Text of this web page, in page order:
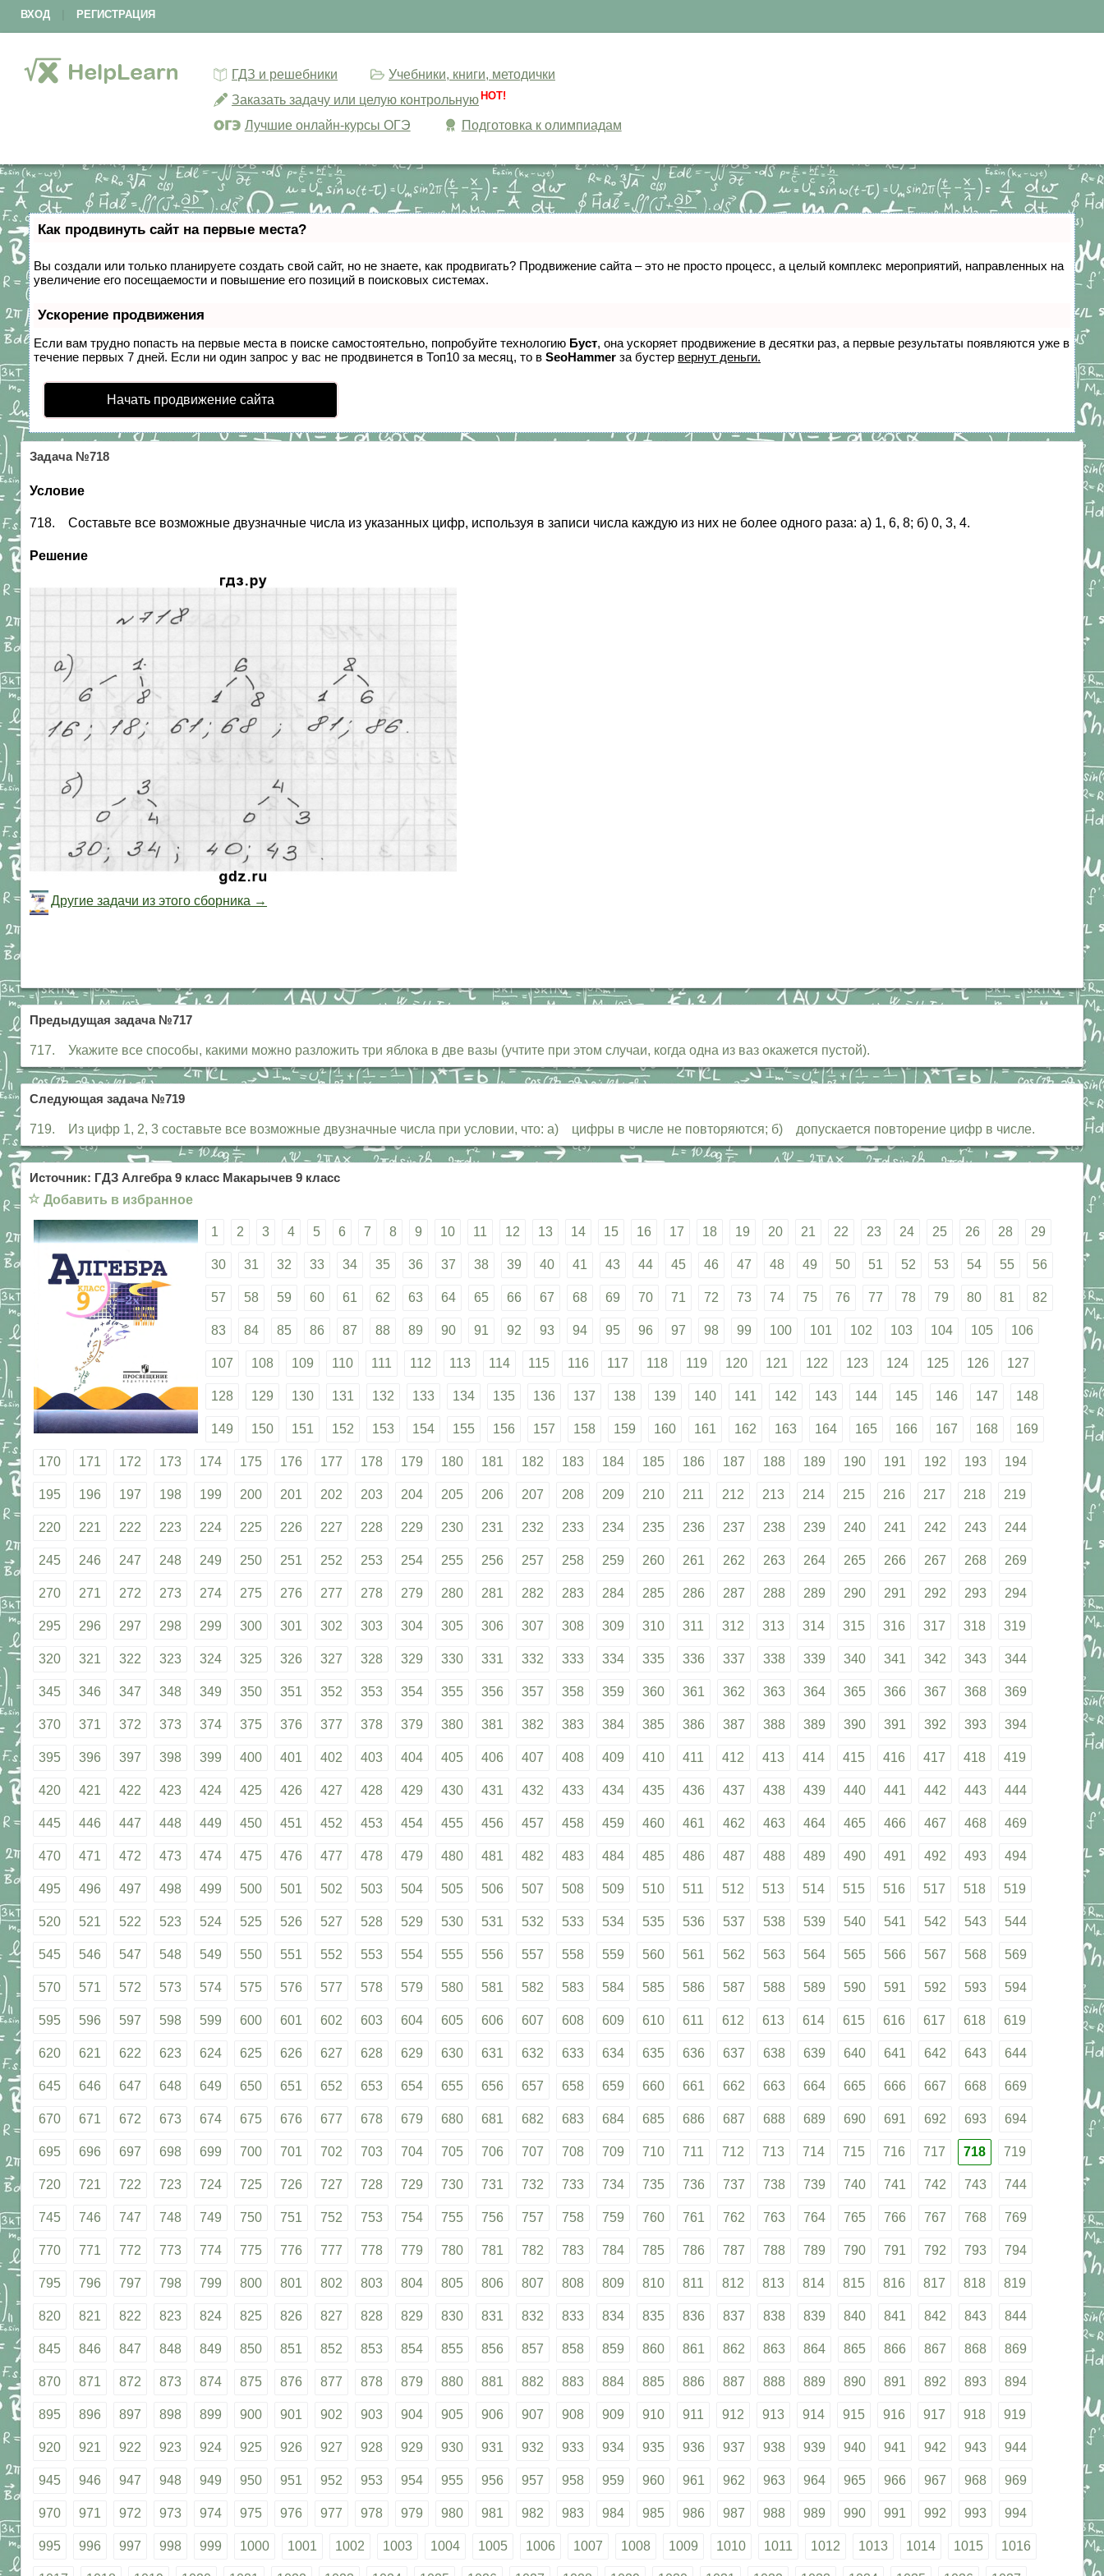
ВХОД РЕГИСТРАЦИЯ
ГДЗ и решебники
Учебники, книги, методички
Заказать задачу или целую контрольную HOT!
Лучшие онлайн-курсы ОГЭ Подготовка к олимпиадам
Как продвинуть сайт на первые места?
Вы создали или только планируете создать свой сайт, но не знаете, как продвигать? Продвижение сайта – это не просто процесс, а целый комплекс мероприятий, направленных на
увеличение его посещаемости и повышение его позиций в поисковых системах.
Ускорение продвижения
Если вам трудно попасть на первые места в поиске самостоятельно, попробуйте технологию Буст, она ускоряет продвижение в десятки раз, а первые результаты появляются уже в
течение первых 7 дней. Если ни один запрос у вас не продвинется в Топ10 за месяц, то в SeoHammer за бустер вернут деньги.
Начать продвижение сайта
Задача №718
Условие
718. Составьте все возможные двузначные числа из указанных цифр, используя в записи числа каждую из них не более одного раза: а) 1, 6, 8; б) 0, 3, 4.
Решение
Другие задачи из этого сборника →
Предыдущая задача №717
717. Укажите все способы, какими можно разложить три яблока в две вазы (учтите при этом случаи, когда одна из ваз окажется пустой).
Следующая задача №719
719. Из цифр 1, 2, 3 составьте все возможные двузначные числа при условии, что: а) цифры в числе не повторяются; б) допускается повторение цифр в числе.
Источник: ГДЗ Алгебра 9 класс Макарычев 9 класс
☆ Добавить в избранное
1 2 3 4 5 6 7 8 9 10 11 12 13 14 15 16 17 18 19 20 21 22 23 24 25 26 28 29
30 31 32 33 34 35 36 37 38 39 40 41 43 44 45 46 47 48 49 50 51 52 53 54 55 56
57 58 59 60 61 62 63 64 65 66 67 68 69 70 71 72 73 74 75 76 77 78 79 80 81 82
83 84 85 86 87 88 89 90 91 92 93 94 95 96 97 98 99 100 101 102 103 104 105 106
107 108 109 110 111 112 113 114 115 116 117 118 119 120 121 122 123 124 125 126 127
128 129 130 131 132 133 134 135 136 137 138 139 140 141 142 143 144 145 146 147 148
149 150 151 152 153 154 155 156 157 158 159 160 161 162 163 164 165 166 167 168 169
170 171 172 173 174 175 176 177 178 179 180 181 182 183 184 185 186 187 188 189 190 191 192 193 194
195 196 197 198 199 200 201 202 203 204 205 206 207 208 209 210 211 212 213 214 215 216 217 218 219
220 221 222 223 224 225 226 227 228 229 230 231 232 233 234 235 236 237 238 239 240 241 242 243 244
245 246 247 248 249 250 251 252 253 254 255 256 257 258 259 260 261 262 263 264 265 266 267 268 269
270 271 272 273 274 275 276 277 278 279 280 281 282 283 284 285 286 287 288 289 290 291 292 293 294
295 296 297 298 299 300 301 302 303 304 305 306 307 308 309 310 311 312 313 314 315 316 317 318 319
320 321 322 323 324 325 326 327 328 329 330 331 332 333 334 335 336 337 338 339 340 341 342 343 344
345 346 347 348 349 350 351 352 353 354 355 356 357 358 359 360 361 362 363 364 365 366 367 368 369
370 371 372 373 374 375 376 377 378 379 380 381 382 383 384 385 386 387 388 389 390 391 392 393 394
395 396 397 398 399 400 401 402 403 404 405 406 407 408 409 410 411 412 413 414 415 416 417 418 419
420 421 422 423 424 425 426 427 428 429 430 431 432 433 434 435 436 437 438 439 440 441 442 443 444
445 446 447 448 449 450 451 452 453 454 455 456 457 458 459 460 461 462 463 464 465 466 467 468 469
470 471 472 473 474 475 476 477 478 479 480 481 482 483 484 485 486 487 488 489 490 491 492 493 494
495 496 497 498 499 500 501 502 503 504 505 506 507 508 509 510 511 512 513 514 515 516 517 518 519
520 521 522 523 524 525 526 527 528 529 530 531 532 533 534 535 536 537 538 539 540 541 542 543 544
545 546 547 548 549 550 551 552 553 554 555 556 557 558 559 560 561 562 563 564 565 566 567 568 569
570 571 572 573 574 575 576 577 578 579 580 581 582 583 584 585 586 587 588 589 590 591 592 593 594
595 596 597 598 599 600 601 602 603 604 605 606 607 608 609 610 611 612 613 614 615 616 617 618 619
620 621 622 623 624 625 626 627 628 629 630 631 632 633 634 635 636 637 638 639 640 641 642 643 644
645 646 647 648 649 650 651 652 653 654 655 656 657 658 659 660 661 662 663 664 665 666 667 668 669
670 671 672 673 674 675 676 677 678 679 680 681 682 683 684 685 686 687 688 689 690 691 692 693 694
695 696 697 698 699 700 701 702 703 704 705 706 707 708 709 710 711 712 713 714 715 716 717 718 719
720 721 722 723 724 725 726 727 728 729 730 731 732 733 734 735 736 737 738 739 740 741 742 743 744
745 746 747 748 749 750 751 752 753 754 755 756 757 758 759 760 761 762 763 764 765 766 767 768 769
770 771 772 773 774 775 776 777 778 779 780 781 782 783 784 785 786 787 788 789 790 791 792 793 794
795 796 797 798 799 800 801 802 803 804 805 806 807 808 809 810 811 812 813 814 815 816 817 818 819
820 821 822 823 824 825 826 827 828 829 830 831 832 833 834 835 836 837 838 839 840 841 842 843 844
845 846 847 848 849 850 851 852 853 854 855 856 857 858 859 860 861 862 863 864 865 866 867 868 869
870 871 872 873 874 875 876 877 878 879 880 881 882 883 884 885 886 887 888 889 890 891 892 893 894
895 896 897 898 899 900 901 902 903 904 905 906 907 908 909 910 911 912 913 914 915 916 917 918 919
920 921 922 923 924 925 926 927 928 929 930 931 932 933 934 935 936 937 938 939 940 941 942 943 944
945 946 947 948 949 950 951 952 953 954 955 956 957 958 959 960 961 962 963 964 965 966 967 968 969
970 971 972 973 974 975 976 977 978 979 980 981 982 983 984 985 986 987 988 989 990 991 992 993 994
995 996 997 998 999 1000 1001 1002 1003 1004 1005 1006 1007 1008 1009 1010 1011 1012 1013 1014 1015 1016